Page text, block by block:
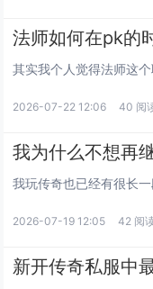
法师如何在pk的
2026-07-22 12:06 40 阅
我为什么不想再
2026-07-19 12:05 42 阅
新开传奇私服中